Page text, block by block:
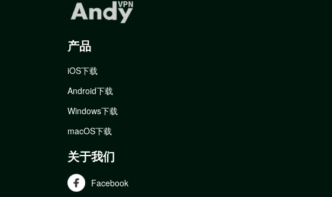
产品
iOS下载
Android下载
Windows下载
macOS下载
关于我们
Facebook